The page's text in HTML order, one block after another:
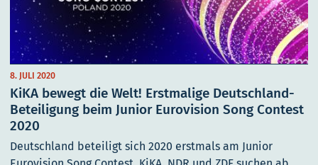
8. JULI 2020
KiKA bewegt die Welt! Erstmalige Deutschland-
Beteiligung beim Junior Eurovision Song Contest
2020
Deutschland beteiligt sich 2020 erstmals am Junior